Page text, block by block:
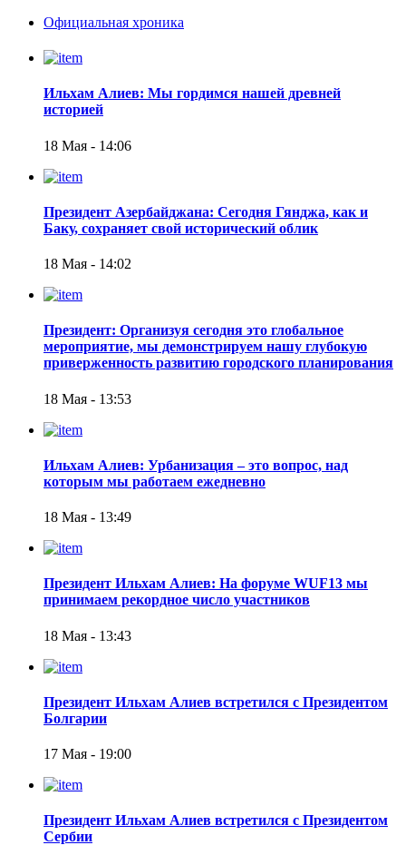
Официальная хроника
Ильхам Алиев: Мы гордимся нашей древней
историей
18 Мая - 14:06
Президент Азербайджана: Сегодня Гянджа, как и
Баку, сохраняет свой исторический облик
18 Мая - 14:02
Президент: Организуя сегодня это глобальное
мероприятие, мы демонстрируем нашу глубокую
приверженность развитию городского планирования
18 Мая - 13:53
Ильхам Алиев: Урбанизация – это вопрос, над
которым мы работаем ежедневно
18 Мая - 13:49
Президент Ильхам Алиев: На форуме WUF13 мы
принимаем рекордное число участников
18 Мая - 13:43
Президент Ильхам Алиев встретился с Президентом
Болгарии
17 Мая - 19:00
Президент Ильхам Алиев встретился с Президентом
Сербии